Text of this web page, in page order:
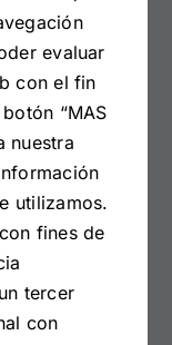
datos
evaluar
con el fin
“MAS
nuestra
utilizamos.
fines de
tercer
con